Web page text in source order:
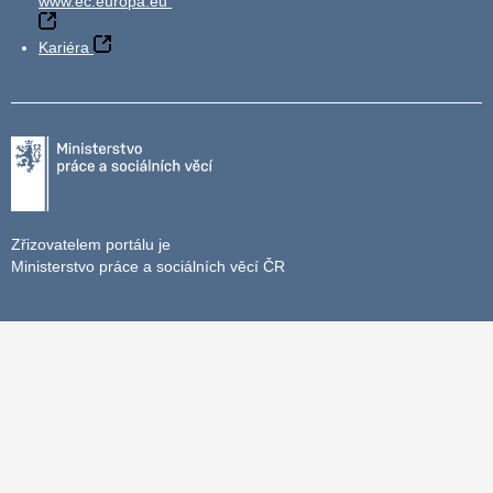
Kariéra
Zřizovatelem portálu je
Ministerstvo práce a sociálních věcí ČR